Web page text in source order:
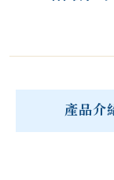
產品介